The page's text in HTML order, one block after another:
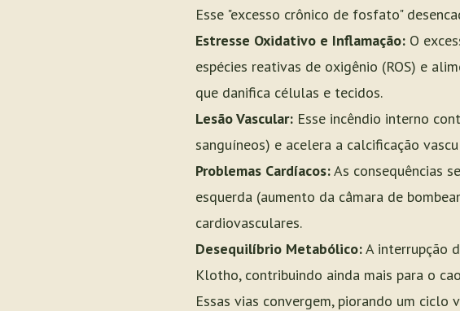
Esse "excesso crônico de fosfato"
Estresse Oxidativo e Inflamação: O
espécies reativas de oxigênio (ROS) e
que danifica células e tecidos.
Lesão Vascular: Esse incêndio interno
sanguíneos) e acelera a calcificação
Problemas Cardíacos:As consequências
esquerda (aumento da câmara de
cardiovasculares.
Desequilíbrio Metabólico:A interrupção
Klotho, contribuindo ainda mais para o
Essas vias convergem, piorando um